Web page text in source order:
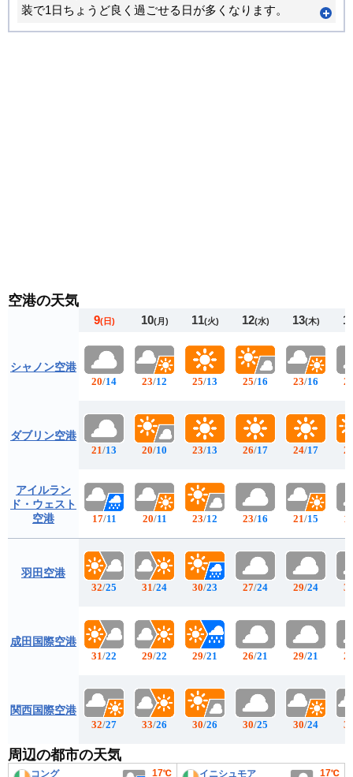
装で1日ちょうど良く過ごせる日が多くなります。
空港の天気
シャノン空港
ダブリン空港
アイルラン
ド・ウェスト
空港
羽田空港
成田国際空港
関西国際空港
9(日)
20/14
21/13
17/11
32/25
31/22
32/27
10(月)
23/12
20/10
20/11
31/24
29/22
33/26
11(火)
25/13
23/13
23/12
30/23
29/21
30/26
12(水)
25/16
26/17
23/16
27/24
26/21
30/25
13(木)
23/16
24/17
21/15
29/24
29/21
30/24
周辺の都市の天気
コング
17℃
イニシュモア
17℃